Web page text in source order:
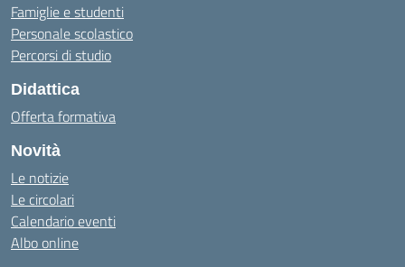
Famiglie e studenti
Personale scolastico
Percorsi di studio
Didattica
Offerta formativa
Novità
Le notizie
Le circolari
Calendario eventi
Albo online